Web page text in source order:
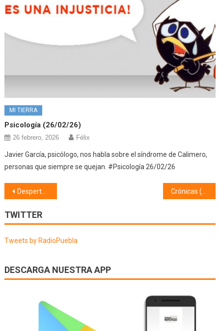
MI TIERRA
Psicología (26/02/26)
26 febrero, 2026 Félix
Javier García, psicólogo, nos habla sobre el síndrome de Calimero,
personas que siempre se quejan. #Psicología 26/02/26
Navegación
de
entradas
Despertando en Mi Tierra (13/04/21) El ocio y el bienestar interior Crónicas (15/04/21)
TWITTER
Tweets by RadioPuebla
DESCARGA NUESTRA APP